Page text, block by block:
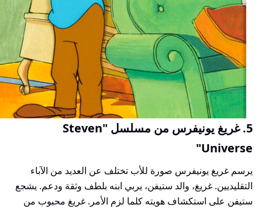
5. غريغ يونيفرس من مسلسل "Steven
Universe"
يرسم غريغ يونيفرس صورة للأب تختلف عن العديد من الآباء
التقليديين. غريغ، والد ستيفن، يربي ابنه بلطف وثقة ودعم. يشجع
ستيفن على استكشاف هويته كلما لزم الأمر. غريغ محبوب من